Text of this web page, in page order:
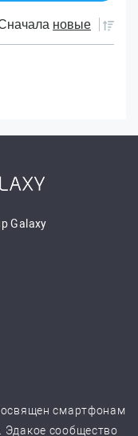
новые
Galaxy
смартфонам
Эдакое сообщество